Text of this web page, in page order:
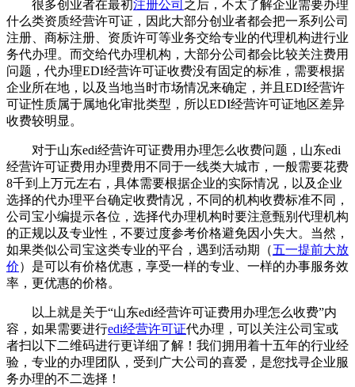
很多创业者在最初注册公司 之后，不太了解企业需要办理
什么类资质经营许可证，因此大部分创业者都会把一系列公司
注册、商标注册、资质许可等业务交给专业的代理机构进行业
务代办理。而交给代办理机构，大部分公司都会比较关注费用
问题，代办理EDI经营许可证收费没有固定的标准，需要根据
企业所在地，以及当地当时市场情况来确定，并且EDI经营许
可证性质属于属地化审批类型，所以EDI经营许可证地区差异
收费较明显。
对于山东edi经营许可证费用办理怎么收费问题，山东edi
经营许可证费用办理费用不同于一线类大城市，一般需要花费
8千到上万元左右，具体需要根据企业的实际情况，以及企业
选择的代办理平台确定收费情况，不同的机构收费标准不同，
公司宝小编提示各位，选择代办理机构时要注意甄别代理机构
的正规以及专业性，不要过度参考价格避免因小失大。当然，
如果类似公司宝这类专业的平台，遇到活动期（五一提前大放
价）是可以有价格优惠，享受一样的专业、一样的办事服务效
率，更优惠的价格。
以上就是关于“山东edi经营许可证费用办理怎么收费”内
容，如果需要进行edi经营许可证代办理，可以关注公司宝或
者扫以下二维码进行更详细了解！我们拥用着十五年的行业经
验，专业的办理团队，受到广大公司的喜爱，是您找寻企业服
务办理的不二选择！